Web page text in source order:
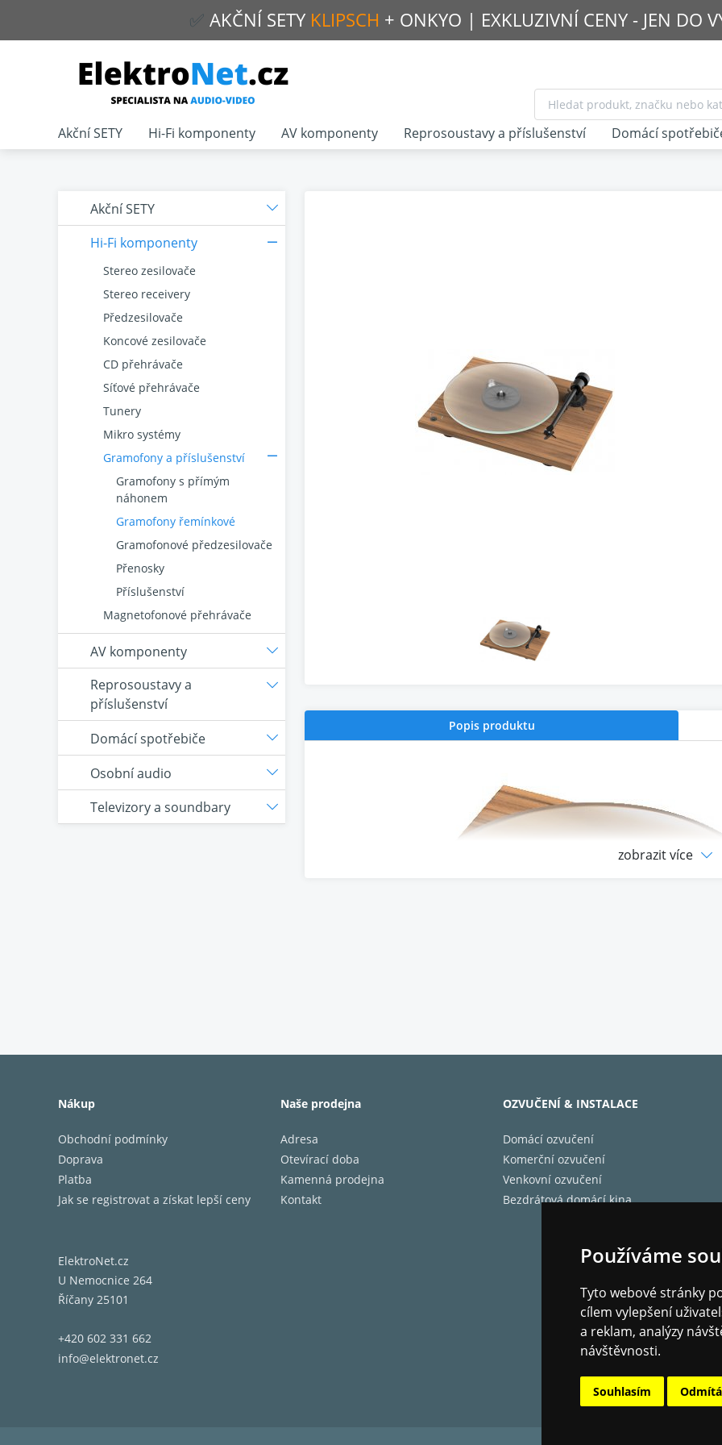
Používáme
Tyto webové stránky
cílem vylepšení
a reklam, analýzy
návštěvnosti.
Souhlasím
✅ AKČNÍ SETY KLIPSCH + ONKYO | EXKLUZIVNÍ CENY - JEN DO
Popis produktu
První gramofon z nové řady T, který si klade za cíl přinášet
Výsledkem výrobního procesu i výběru prémiových materiálů je
Při výrobě šasi nebyly použity žádné plastové díly a je pečlivě
tomu jsou účinně eliminovány nežádoucí vibrace uvnitř šasi.
talířem. Výsledkem této konstrukce je dokonalá eliminace
z plastu, hliníku nebo jiných lehkých materiálů. Účelně zvolené
zobrazit více
Akční SETY
Hi-Fi komponenty
Stereo zesilovače
Stereo receivery
Předzesilovače
Koncové zesilovače
CD přehrávače
Síťové přehrávače
Tunery
Mikro systémy
Gramofony a příslušenství
Gramofony s přímým
náhonem
Gramofony řemínkové
Gramofonové předzesilovače
Přenosky
Příslušenství
Magnetofonové přehrávače
AV komponenty
Reprosoustavy a
příslušenství
Domácí spotřebiče
Osobní audio
Televizory a soundbary
Akční SETY Hi-Fi komponenty AV komponenty Reprosoustavy a příslušenství Domácí
Nákup
Obchodní podmínky
Doprava
Platba
Jak se registrovat a získat lepší ceny
Naše prodejna
Adresa
Otevírací doba
Kamenná prodejna
Kontakt
OZVUČENÍ & INSTALACE
Domácí ozvučení
Komerční ozvučení
Venkovní ozvučení
Bezdrátová domácí kina
ElektroNet.cz
U Nemocnice 264
Říčany 25101
+420 602 331 662
info@elektronet.cz